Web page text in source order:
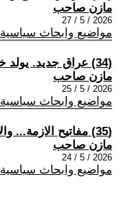
مازن صاحب
2026 / 5 / 27
مواضيع وابحاث سياسية
(34) عراق جديد. يولد خارج الاصطفافات!!
مازن صاحب
2026 / 5 / 25
مواضيع وابحاث سياسية
(35) مفاتيح الازمة... والأبواب الخطأ!!
مازن صاحب
2026 / 5 / 24
مواضيع وابحاث سياسية